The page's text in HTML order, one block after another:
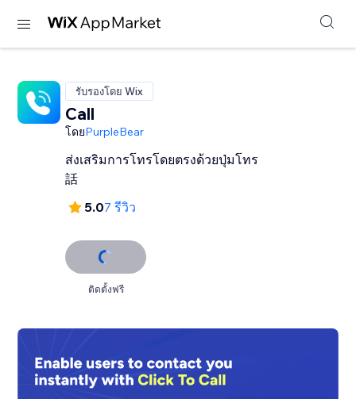
รับรองโดย Wix
Call
โดยPurpleBear
ส่งเสริมการโทรโดยตรงด้วยปุ่มโทร
話
5.07 รีวิว
ติดตั้งฟรี